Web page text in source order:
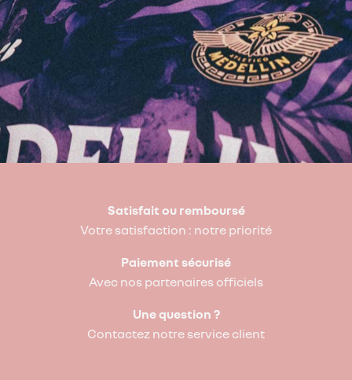
Satisfait ou remboursé
Votre satisfaction : notre priorité
Paiement sécurisé
Avec nos partenaires officiels
Une question ?
Contactez notre service client